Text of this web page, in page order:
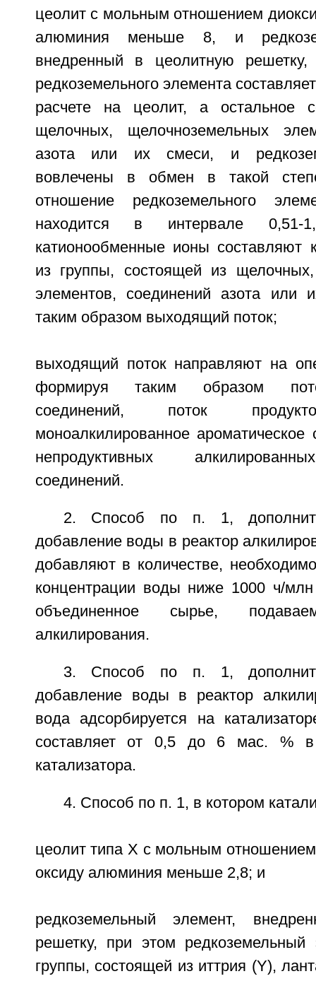
цеолит с мольным отношением
алюминия меньше 8, и
внедренный в цеолитную решетку,
редкоземельного элемента
расчете на цеолит, а остальное
щелочных, щелочноземельных
азота или их смеси, и
вовлечены в обмен в такой
отношение редкоземельного
находится в интервале 0,51-
катионообменные ионы составляют
из группы, состоящей из
элементов, соединений азота или
таким образом выходящий поток;
выходящий поток направляют на
формируя таким образом
соединений, поток
моноалкилированное ароматическое
непродуктивных
соединений.
2. Способ по п. 1,
добавление воды в реактор
добавляют в количестве,
концентрации воды ниже 1000 ч/
объединенное сырье,
алкилирования.
3. Способ по п. 1,
добавление воды в реактор
вода адсорбируется на
составляет от 0,5 до 6 мас. % в
катализатора.
4. Способ по п. 1, в котором
цеолит типа Х с мольным
оксиду алюминия меньше 2,8; и
редкоземельный элемент,
решетку, при этом
группы, состоящей из иттрия (Y),